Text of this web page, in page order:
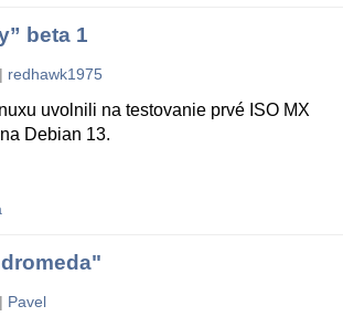
beta 1
| redhawk1975
uvolnili na testovanie prvé ISO MX
Debian 13.
| Pavel